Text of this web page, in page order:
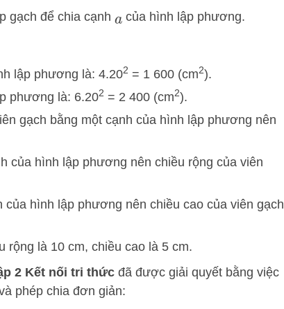
gạch để chia cạnh a của hình lập phương.
lập phương là: 4.202 = 1 600 (cm2).
phương là: 6.202 = 2 400 (cm2).
gạch bằng một cạnh của hình lập phương nên
của hình lập phương nên chiều rộng của viên
hình lập phương nên chiều cao của viên gạch
rộng là 10 cm, chiều cao là 5 cm.
2 Kết nối tri thức đã được giải quyết bằng việc
phép chia đơn giản: